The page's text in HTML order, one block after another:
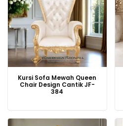
Kursi Sofa Mewah Queen
Chair Design Cantik JF-
384